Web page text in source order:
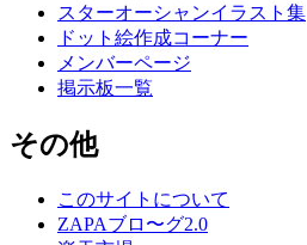
スターオーシャンイラスト集
ドット絵作成コーナー
メンバーページ
掲示板一覧
その他
このサイトについて
ZAPAブロ〜グ2.0